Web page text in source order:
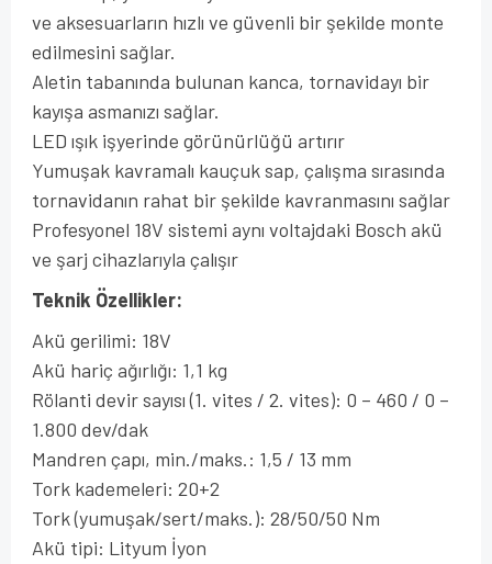
ve aksesuarların hızlı ve güvenli bir şekilde monte
edilmesini sağlar.
Aletin tabanında bulunan kanca, tornavidayı bir
kayışa asmanızı sağlar.
LED ışık işyerinde görünürlüğü artırır
Yumuşak kavramalı kauçuk sap, çalışma sırasında
tornavidanın rahat bir şekilde kavranmasını sağlar
Profesyonel 18V sistemi aynı voltajdaki Bosch akü
ve şarj cihazlarıyla çalışır
Teknik Özellikler:
Akü gerilimi: 18V
Akü hariç ağırlığı: 1,1 kg
Rölanti devir sayısı (1. vites / 2. vites): 0 – 460 / 0 –
1.800 dev/dak
Mandren çapı, min./maks.: 1,5 / 13 mm
Tork kademeleri: 20+2
Tork (yumuşak/sert/maks.): 28/50/50 Nm
Akü tipi: Lityum İyon